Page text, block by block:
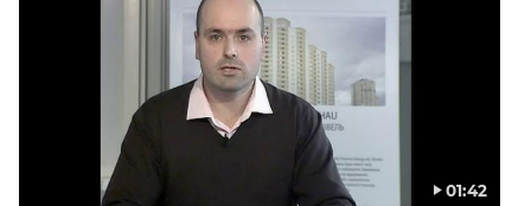
01:42